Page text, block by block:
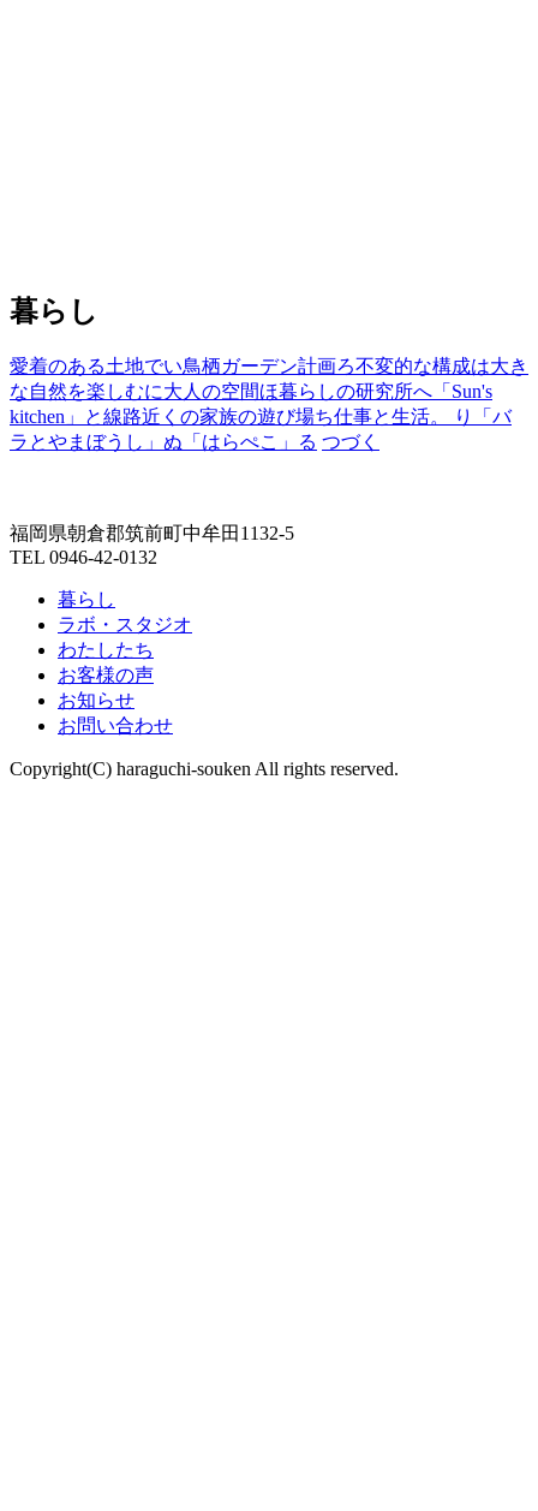
暮らし
愛着のある土地でい鳥栖ガーデン計画ろ不変的な構成は大き
な自然を楽しむに大人の空間ほ暮らしの研究所へ 「Sun's
kitchen」
と線路近くの家族の遊び場ち仕事と生活。 り
「バ
ラとやまぼうし」 ぬ 「はらぺこ」 る つづく
福岡県朝倉郡筑前町中牟田1132-5
TEL 0946-42-0132
暮らし
ラボ・スタジオ
わたしたち
お客様の声
お知らせ
お問い合わせ
Copyright(C) haraguchi-souken All rights reserved.